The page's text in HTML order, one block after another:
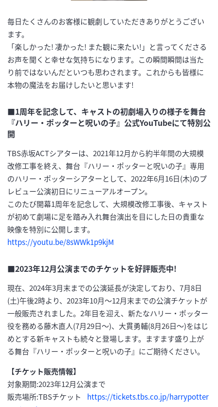
毎日たくさんのお客様に観劇していただきありがとうござい
ます。
「楽しかった! 凄かった! また観に来たい!」と言ってくださる
お声を聞くと幸せな気持ちになります。この瞬間瞬間は当た
り前ではないんだといつも思わされます。これからも皆様に
本物の魔法をお届けしたいと思います!
■1周年を記念して、キャストの初劇場入りの様子を舞台
『ハリー・ポッターと呪いの子』公式YouTubeにて特別公
開
TBS赤坂ACTシアターは、2021年12月から約半年間の大規模
改修工事を終え、舞台『ハリー・ポッターと呪いの子』専用
のハリー・ポッターシアターとして、2022年6月16日(木)のプ
レビュー公演初日にリニューアルオープン。
このたび開幕1周年を記念して、大規模改修工事後、キャスト
が初めて劇場に足を踏み入れ舞台演出を目にした日の貴重な
映像を特別に公開します。
https://youtu.be/8sWWk1p9kjM
■2023年12月公演までのチケットを好評販売中!
現在、2024年3月末までの公演延長が決定しており、7月8日
(土)午後2時より、2023年10月～12月末までの公演チケットが
一般販売されました。2年目を迎え、新たなハリー・ポッター
役を務める藤木直人(7月29日～)、大貫勇輔(8月26日～)をはじ
めとする新キャストも続々と登場します。ますます盛り上が
る舞台『ハリー・ポッターと呪いの子』にご期待ください。
【チケット販売情報】
対象期間:2023年12月公演まで
販売場所:TBSチケット https://tickets.tbs.co.jp/harrypotter